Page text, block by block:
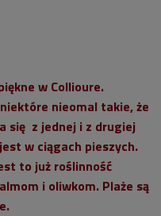
w Collioure.
nieomal takie, że
się z jednej i z drugiej
w ciągach pieszych.
to już roślinność
i oliwkom. Plaże są